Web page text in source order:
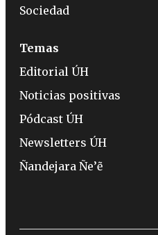
Sociedad
Temas
Editorial ÚH
Noticias positivas
Pódcast ÚH
Newsletters ÚH
Ñandejara Ñe’ẽ